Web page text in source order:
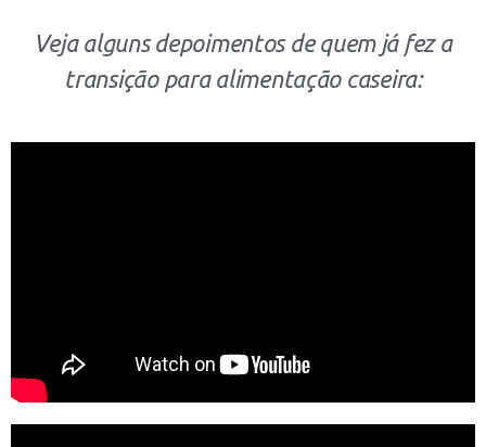
Veja alguns depoimentos de quem já fez a
transição para alimentação caseira: